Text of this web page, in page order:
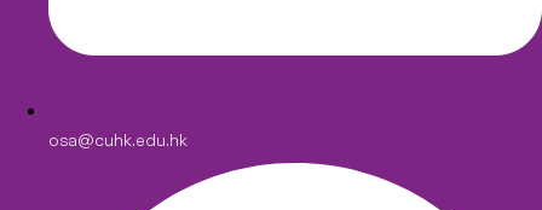
osa@cuhk.edu.hk